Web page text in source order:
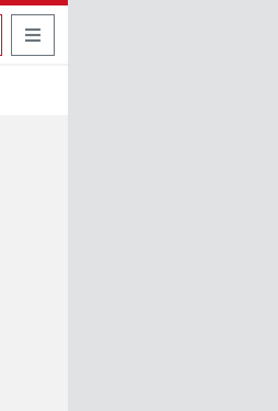
Seitennavigation öffnen